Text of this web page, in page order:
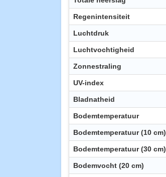
Regenintensiteit
Luchtdruk
Luchtvochtigheid
Zonnestraling
UV-index
Bladnatheid
Bodemtemperatuur
Bodemtemperatuur (10 cm)
Bodemtemperatuur (30 cm)
Bodemvocht (20 cm)